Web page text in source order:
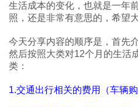
生活成本的变化，也就是一年
照，还是非常有意思的，希望
今天分享内容的顺序是，首先
然后按照大类对12个月的生活
类：
1.交通出行相关的费用（车辆